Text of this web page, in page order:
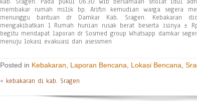
membakar rumah milik bp. Arifin kemudian warga segera
menunggu bantuan dr Damkar Kab. Sragen. Kebakaran
mengakibatkan 1 Rumah hunian rusak berat beserta isinya ±
begitu mendapat laporan dr Sosmed group Whatsapp damkar
menuju lokasi evakuasi dan asessmen
Posted in Kebakaran Laporan Bencana Lokasi Bencana
« kebakaran di kab. Sragen